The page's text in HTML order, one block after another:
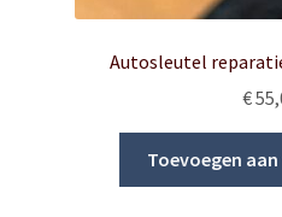
Autosleutel
€
Toevoegen